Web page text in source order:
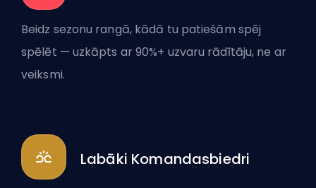
Beidz sezonu rangā, kādā tu patiešām spēj
spēlēt — uzkāpts ar 90%+ uzvaru rādītāju, ne ar
veiksmi.
Labāki Komandasbiedri